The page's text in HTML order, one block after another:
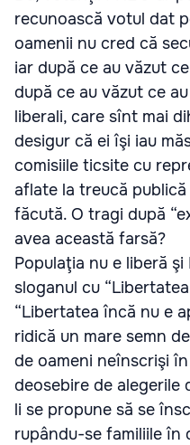
recunoască votul dat
oamenii nu cred că
iar după ce au văzut
după ce au văzut ce
liberali, care sînt mai
desigur că ei îşi iau
comisiile ticsite cu
aflate la treucă
făcută. O tragi după
avea această farsă?
Populaţia nu e liberă
sloganul cu
“Libertatea încă nu e
ridică un mare semn
de oameni neînscrişi
deosebire de alegerile
li se propune să se
rupându-se familiile în